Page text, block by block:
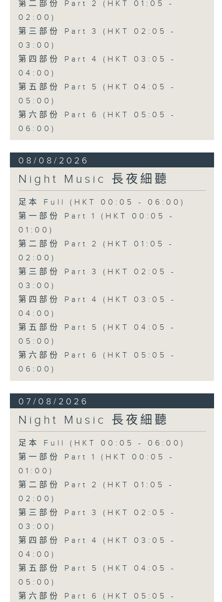
第二部份 Part 2 (HKT 01:05 -
02:00)
第三部份 Part 3 (HKT 02:05 -
03:00)
第四部份 Part 4 (HKT 03:05 -
04:00)
第五部份 Part 5 (HKT 04:05 -
05:00)
第六部份 Part 6 (HKT 05:05 -
06:00)
08/08/2026
Night Music 長夜細聽
足本 Full (HKT 00:05 - 06:00)
第一部份 Part 1 (HKT 00:05 -
01:00)
第二部份 Part 2 (HKT 01:05 -
02:00)
第三部份 Part 3 (HKT 02:05 -
03:00)
第四部份 Part 4 (HKT 03:05 -
04:00)
第五部份 Part 5 (HKT 04:05 -
05:00)
第六部份 Part 6 (HKT 05:05 -
06:00)
07/08/2026
Night Music 長夜細聽
足本 Full (HKT 00:05 - 06:00)
第一部份 Part 1 (HKT 00:05 -
01:00)
第二部份 Part 2 (HKT 01:05 -
02:00)
第三部份 Part 3 (HKT 02:05 -
03:00)
第四部份 Part 4 (HKT 03:05 -
04:00)
第五部份 Part 5 (HKT 04:05 -
05:00)
第六部份 Part 6 (HKT 05:05 -